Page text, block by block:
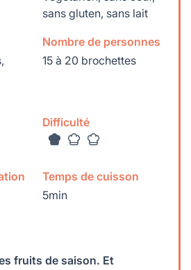
sans gluten, sans lait
Nombre de personnes
15 à 20 brochettes
Difficulté
Temps de cuisson
5min
fruits de saison. Et